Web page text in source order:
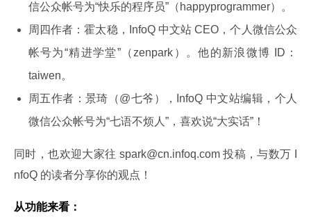
信公众帐号为“快乐的程序员”（happyprogrammer）。
周四作者：霍太稳，InfoQ 中文站 CEO，个人微信公众
帐号为“精进学堂”（zenpark）。他的新浪微博 ID：
taiwen。
周五作者：景琦（@七爷），InfoQ 中文站编辑，个人
微信公众帐号为“七语不烦人”，喜欢说“大实话”！
同时，也欢迎大家往 spark@cn.infoq.com 投稿，与数万 I
nfoQ 的读者分享你的观点！
从功能来看：